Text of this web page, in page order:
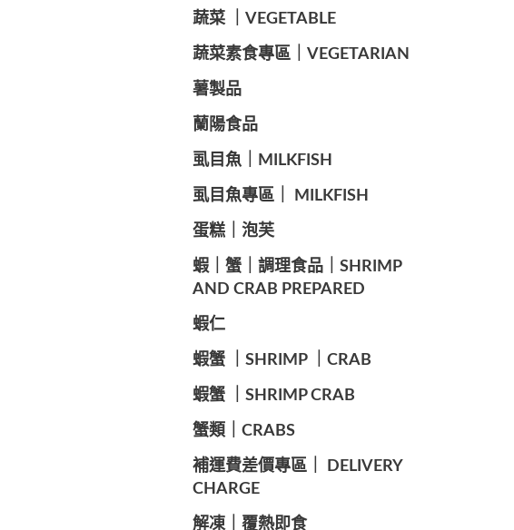
蔬菜 ｜VEGETABLE
蔬菜素食專區｜VEGETARIAN
️薯製品
蘭陽食品
️虱目魚｜MILKFISH
️虱目魚專區｜ MILKFISH
️蛋糕｜泡芙
️蝦｜蟹｜調理食品｜SHRIMP
AND CRAB PREPARED
️蝦仁
️蝦蟹 ｜SHRIMP ｜CRAB
️蝦蟹 ｜SHRIMP CRAB
️蟹類｜CRABS
️補運費差價專區｜ DELIVERY
CHARGE
️解凍｜覆熱即食